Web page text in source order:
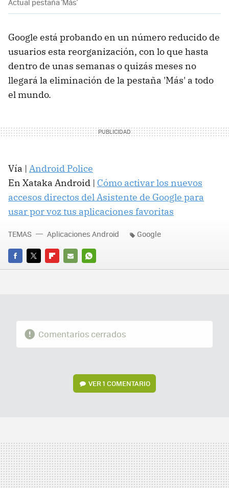
Actual pestaña 'Más'
Google está probando en un número reducido de
usuarios esta reorganización, con lo que hasta
dentro de unas semanas o quizás meses no
llegará la eliminación de la pestaña 'Más' a todo
el mundo.
Vía | Android Police
En Xataka Android | Cómo activar los nuevos
accesos directos del Asistente de Google para
usar por voz tus aplicaciones favoritas
FACEBOOK
TWITTERFLIPBOARD
E-
WHATSAPP
TEMAS Aplicaciones Android Google
Comentarios cerrados
VER1 COMENTARIO